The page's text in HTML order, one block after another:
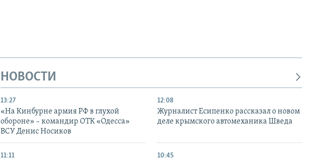
НОВОСТИ
13:27
«На Кинбурне армия РФ в глухой
обороне» – командир ОТК «Одесса»
ВСУ Денис Носиков
12:08
Журналист Есипенко рассказал о новом
деле крымского автомеханика Шведа
11:11 10:45